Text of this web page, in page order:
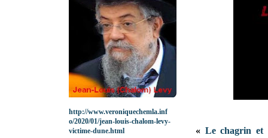
« Le chagrin
http://www.veroniquechemla.inf
o/2020/01/jean-louis-chalom-levy-
victime-dune.html